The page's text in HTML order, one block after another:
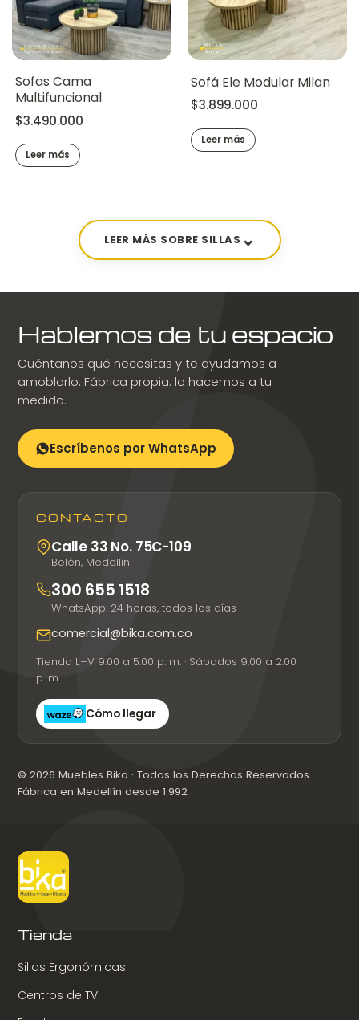
Sofas Cama
Multifuncional
$3.490.000
Leer más
Sofá Ele Modular Milan
$3.899.000
Leer más
LEER MÁS SOBRE SILLAS
Hablemos de tu espacio
Cuéntanos qué necesitas y te ayudamos a
amoblarlo. Fábrica propia: lo hacemos a tu
medida.
Escríbenos por WhatsApp
CONTACTO
Calle 33 No. 75C-109
Belén, Medellín
300 655 1518
WhatsApp: 24 horas, todos los días
comercial@bika.com.co
Tienda L–V 9:00 a 5:00 p. m. · Sábados 9:00 a 2:00
p. m.
Cómo llegar
© 2026 Muebles Bika · Todos los Derechos Reservados.
Fábrica en Medellín desde 1.992
Tienda
Sillas Ergonómicas
Centros de TV